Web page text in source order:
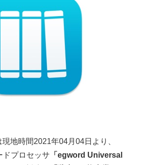
地時間2021年04月04日より、
ドプロセッサ 「egword Universal